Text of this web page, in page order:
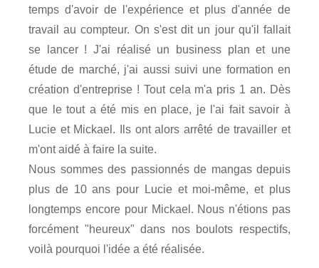
temps d'avoir de l'expérience et plus d'année de
travail au compteur. On s'est dit un jour qu'il fallait
se lancer ! J'ai réalisé un business plan et une
étude de marché, j'ai aussi suivi une formation en
création d'entreprise ! Tout cela m'a pris 1 an. Dès
que le tout a été mis en place, je l'ai fait savoir à
Lucie et Mickael. Ils ont alors arrêté de travailler et
m'ont aidé à faire la suite.
Nous sommes des passionnés de mangas depuis
plus de 10 ans pour Lucie et moi-même, et plus
longtemps encore pour Mickael. Nous n'étions pas
forcément "heureux" dans nos boulots respectifs,
voilà pourquoi l'idée a été réalisée.